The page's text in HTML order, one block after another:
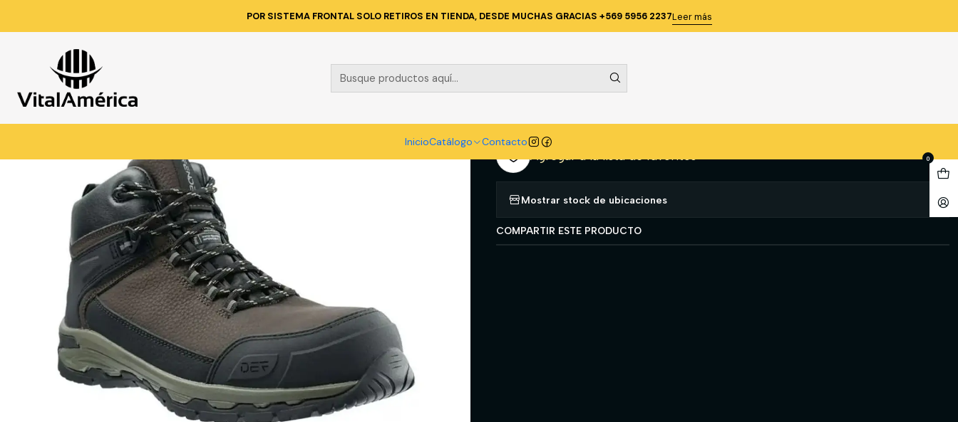
InicioCatálogo Contacto
0
POR SISTEMA FRONTAL SOLO RETIROS EN TIENDA, DESDE MUCHAS GRACIAS +569 5956 2237Leer más
Inicio Catálogo CALZADO ZAPATOS DE SEGURIDAD BOTIN DEF808 BROWN 46
|
BOTIN DEF808 BROWN 46
Cantidad
Agregar a la lista de favoritos
Mostrar stock de ubicaciones
COMPARTIR ESTE PRODUCTO